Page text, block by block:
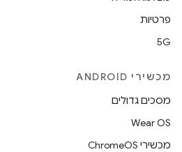
פרטיות
5G
מכשירי ANDROID
מסכים גדולים
Wear OS
מכשירי ChromeOS